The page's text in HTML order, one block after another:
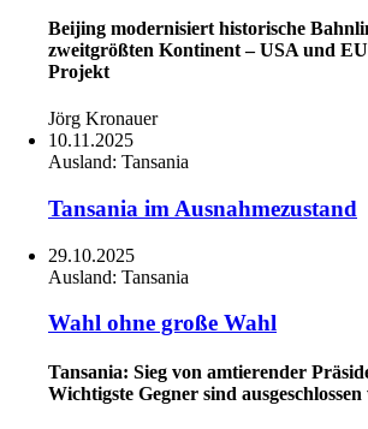
Beijing modernisiert historische
zweitgrößten Kontinent – USA und
Projekt
Jörg Kronauer
10.11.2025
Ausland: Tansania
Tansania im Ausnahmezustand
29.10.2025
Ausland: Tansania
Wahl ohne große Wahl
Tansania: Sieg von amtierender
Wichtigste Gegner sind